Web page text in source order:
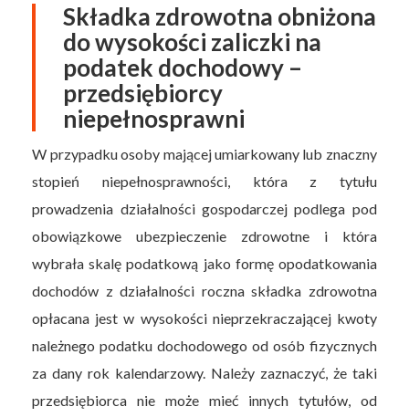
Składka zdrowotna obniżona
do wysokości zaliczki na
podatek dochodowy –
przedsiębiorcy
niepełnosprawni
W przypadku osoby mającej umiarkowany lub znaczny
stopień niepełnosprawności, która z tytułu
prowadzenia działalności gospodarczej podlega pod
obowiązkowe ubezpieczenie zdrowotne i która
wybrała skalę podatkową jako formę opodatkowania
dochodów z działalności roczna składka zdrowotna
opłacana jest w wysokości nieprzekraczającej kwoty
należnego podatku dochodowego od osób fizycznych
za dany rok kalendarzowy. Należy zaznaczyć, że taki
przedsiębiorca nie może mieć innych tytułów, od